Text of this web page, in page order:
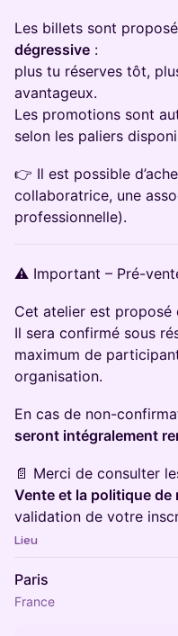
Les billets sont
dégressive :
plus tu réserves tôt,
avantageux.
Les promotions sont
selon les paliers
👉 Il est possible
collaboratrice, une
professionnelle).
⚠️ Important – Pré-
Cet atelier est proposé
Il sera confirmé sous
maximum de
organisation.
En cas de non-
seront intégralement
📄 Merci de consulter
Vente et la politique de
validation de votre
Lieu
Paris
France